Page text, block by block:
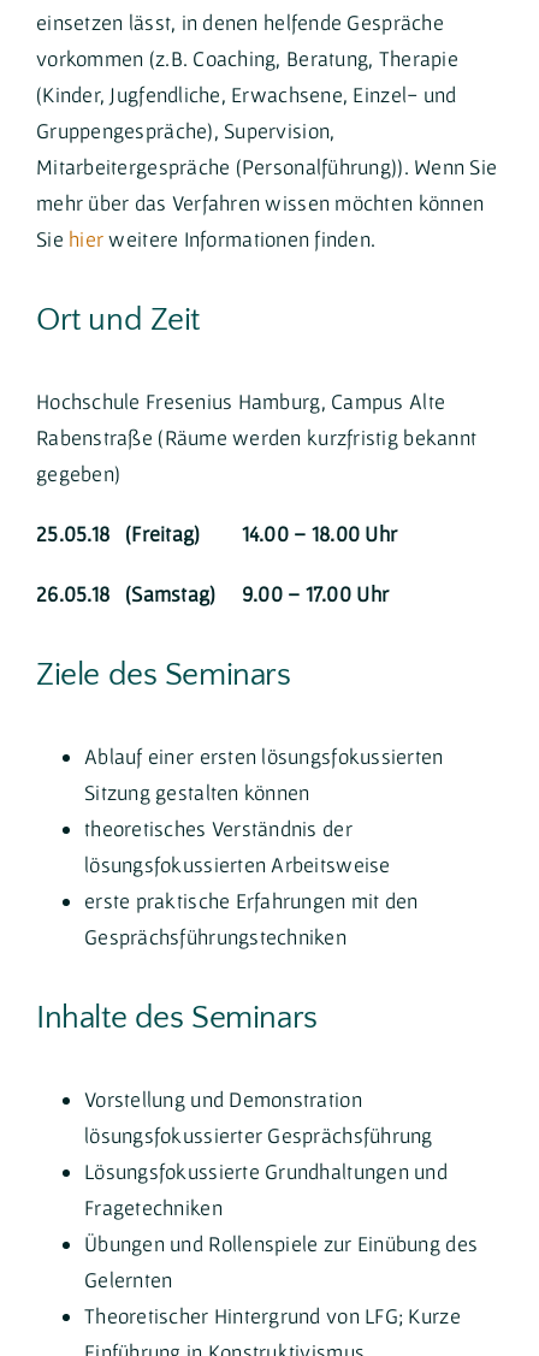
einsetzen lässt, in denen helfende Gespräche
vorkommen (z.B. Coaching, Beratung, Therapie
(Kinder, Jugfendliche, Erwachsene, Einzel- und
Gruppengespräche), Supervision,
Mitarbeitergespräche (Personalführung)). Wenn Sie
mehr über das Verfahren wissen möchten können
Sie hierweitere Informationen finden.
Ort und Zeit
Hochschule Fresenius Hamburg, Campus Alte
Rabenstraße (Räume werden kurzfristig bekannt
gegeben)
25.05.18 (Freitag) 14.00 – 18.00 Uhr
26.05.18 (Samstag) 9.00 – 17.00 Uhr
Ziele des Seminars
Ablauf einer ersten lösungsfokussierten
Sitzung gestalten können
theoretisches Verständnis der
lösungsfokussierten Arbeitsweise
erste praktische Erfahrungen mit den
Gesprächsführungstechniken
Inhalte des Seminars
Vorstellung und Demonstration
lösungsfokussierter Gesprächsführung
Lösungsfokussierte Grundhaltungen und
Fragetechniken
Übungen und Rollenspiele zur Einübung des
Gelernten
Theoretischer Hintergrund von LFG; Kurze